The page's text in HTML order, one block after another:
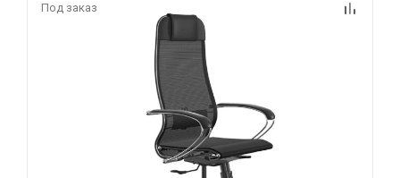
Под заказ